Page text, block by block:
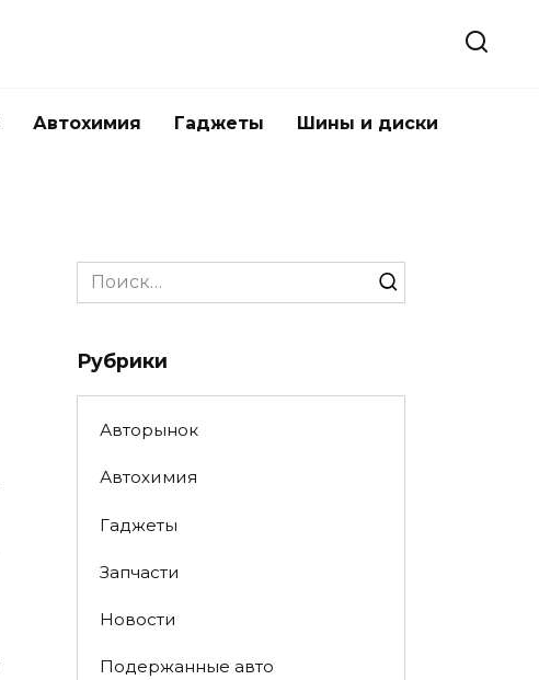
Автохимия Гаджеты Шины и диски
Search
for:
Рубрики
Авторынок
Автохимия
Гаджеты
Запчасти
Новости
Подержанные авто